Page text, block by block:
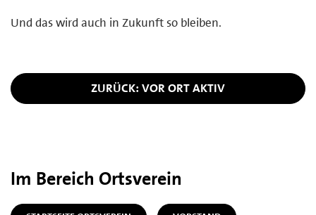
Und das wird auch in Zukunft so bleiben.
ZURÜCK: VOR ORT AKTIV
Im Bereich Ortsverein